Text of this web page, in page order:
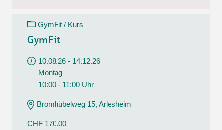
GymFit / Kurs
GymFit
10.08.26 - 14.12.26
Montag
10:00 - 11:00 Uhr
Bromhübelweg 15, Arlesheim
CHF 170.00